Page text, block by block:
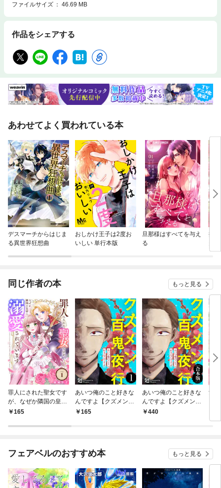
ファイルサイズ
46.69 MB
作品をシェアする
あわせてよく買われている本
デスマーチからはじま
る異世界狂想曲
おしかけ王子は2度お
いしい 単行本版
旦那様はすべてを与え
る
捨
版】
同じ作者の本 もっと見る
罪人にされた聖女です
が、なぜか隣国の皇帝
に溺愛されています
165
あいつ俺のこと好きな
んですよ【クズメン百
鬼夜行】（１）
165
あいつ俺のこと好きな
んですよ【クズメン百
鬼夜行】
440
女
フェアベルのおすすめ本 もっと見る